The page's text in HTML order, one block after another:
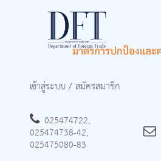
เข้าสู่ระบบ/สมัครสมาชิก
025474722,
025474738-42,
025475080-83